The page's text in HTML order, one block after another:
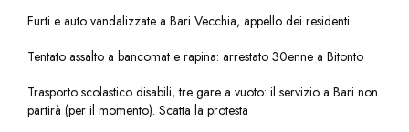
Furti e auto vandalizzate a Bari Vecchia, appello dei residenti
Tentato assalto a bancomat e rapina: arrestato 30enne a Bitonto
Trasporto scolastico disabili, tre gare a vuoto: il servizio a Bari non
partirà (per il momento). Scatta la protesta